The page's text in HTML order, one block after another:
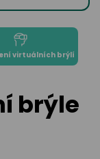
brýle
virtuálních brýlí
brýle